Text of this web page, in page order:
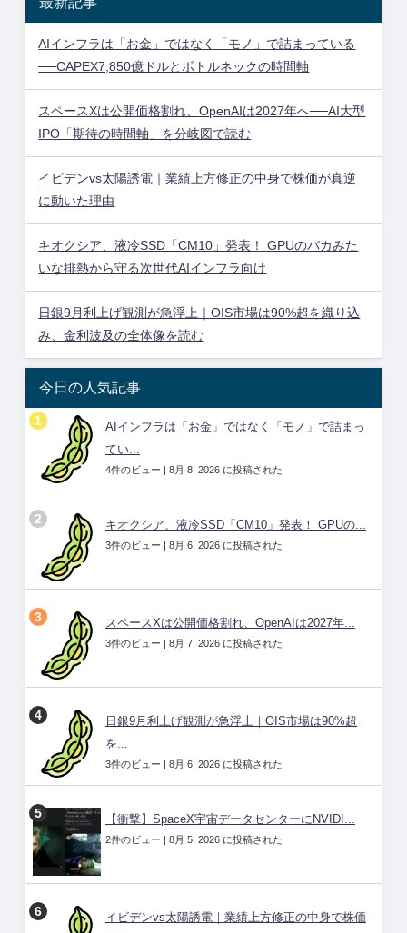
AIインフラは「お金」ではなく「モノ」で詰まっている
──CAPEX7,850億ドルとボトルネックの時間軸
スペースXは公開価格割れ、OpenAIは2027年へ──AI大型
IPO「期待の時間軸」を分岐図で読む
イビデンvs太陽誘電｜業績上方修正の中身で株価が真逆
に動いた理由
キオクシア、液冷SSD「CM10」発表！ GPUのバカみた
いな排熱から守る次世代AIインフラ向け
日銀9月利上げ観測が急浮上｜OIS市場は90%超を織り込
み、金利波及の全体像を読む
今日の人気記事
AIインフラは「お金」ではなく「モノ」で詰まっ
てい...
4件のビュー | 8月 8, 2026 に投稿された
キオクシア、液冷SSD「CM10」発表！ GPUの...
3件のビュー | 8月 6, 2026 に投稿された
スペースXは公開価格割れ、OpenAIは2027年...
3件のビュー | 8月 7, 2026 に投稿された
日銀9月利上げ観測が急浮上｜OIS市場は90%超
を...
3件のビュー | 8月 6, 2026 に投稿された
【衝撃】SpaceX宇宙データセンターにNVIDI...
2件のビュー | 8月 5, 2026 に投稿された
イビデンvs太陽誘電｜業績上方修正の中身で株価